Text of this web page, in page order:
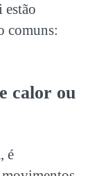
estão
comuns:
calor ou
é